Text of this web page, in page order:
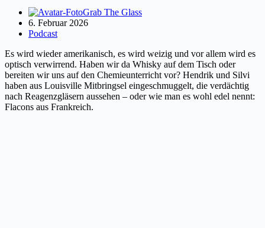
Grab The Glass
6. Februar 2026
Podcast
Es wird wieder amerikanisch, es wird weizig und vor allem wird es
optisch verwirrend. Haben wir da Whisky auf dem Tisch oder
bereiten wir uns auf den Chemieunterricht vor? Hendrik und Silvi
haben aus Louisville Mitbringsel eingeschmuggelt, die verdächtig
nach Reagenzgläsern aussehen – oder wie man es wohl edel nennt:
Flacons aus Frankreich.